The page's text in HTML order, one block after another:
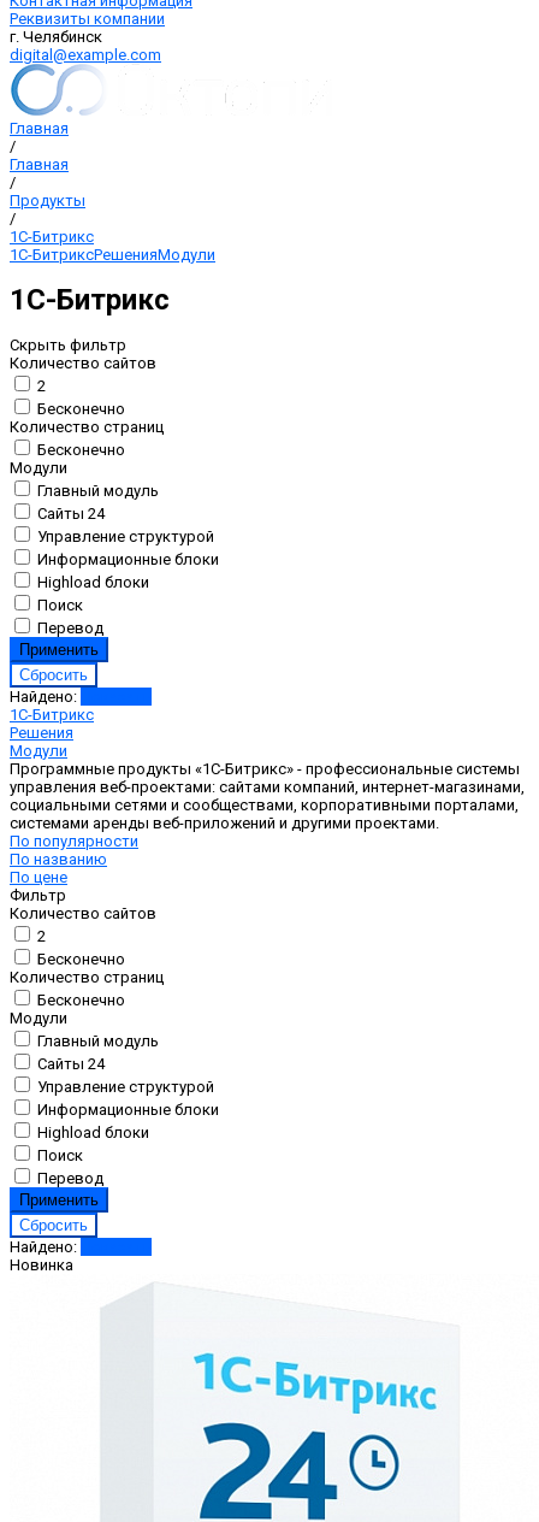
Реквизиты компании
г. Челябинск
digital@example.com
Главная
/
Главная
/
Продукты
/
1С-Битрикс
1С-БитриксРешенияМодули
1С-Битрикс
Скрыть фильтр
Количество сайтов
2
Бесконечно
Количество страниц
Бесконечно
Модули
Главный модуль
Сайты 24
Управление структурой
Информационные блоки
Highload блоки
Поиск
Перевод
Найдено:
1С-Битрикс
Решения
Модули
Программные продукты «1С-Битрикс» - профессиональные системы
управления веб-проектами: сайтами компаний, интернет-магазинами,
социальными сетями и сообществами, корпоративными порталами,
системами аренды веб-приложений и другими проектами.
По популярности
По названию
По цене
Фильтр
Количество сайтов
2
Бесконечно
Количество страниц
Бесконечно
Модули
Главный модуль
Сайты 24
Управление структурой
Информационные блоки
Highload блоки
Поиск
Перевод
Найдено:
Новинка